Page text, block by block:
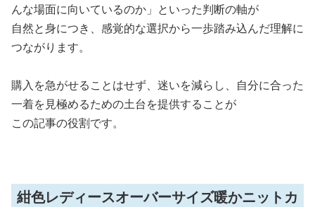
んな場面に向いているのか」といった判断の軸が
自然と身につき、感覚的な選択から一歩踏み込んだ理解に
つながります。
購入を急がせることはせず、迷いを減らし、自分に合った
一着を見極めるための土台を提供することが
この記事の役割です。
紺色レディースオーバーサイズ暖かニットカ